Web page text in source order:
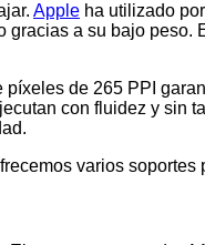
Apple ha utilizado
a su bajo
de 265 PPI
con fluidez y sin
varios soportes